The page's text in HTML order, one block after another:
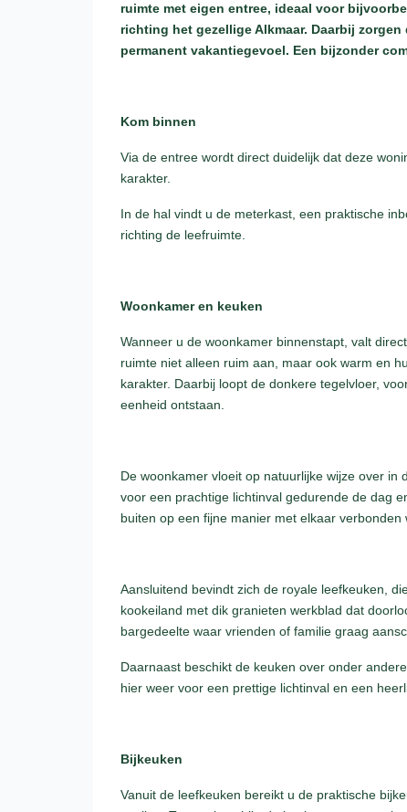
ruimte met eigen entree, ideaal voor
richting het gezellige Alkmaar. Daarbij
permanent vakantiegevoel. Een bijzonder
Kom binnen
Via de entree wordt direct duidelijk dat deze
karakter.
In de hal vindt u de meterkast, een praktische
richting de leefruimte.
Woonkamer en keuken
Wanneer u de woonkamer binnenstapt, valt
ruimte niet alleen ruim aan, maar ook warm en
karakter. Daarbij loopt de donkere tegelvloer,
eenheid ontstaan.
De woonkamer vloeit op natuurlijke wijze over
voor een prachtige lichtinval gedurende de dag
buiten op een fijne manier met elkaar verbonden
Aansluitend bevindt zich de royale leefkeuken,
kookeiland met dik granieten werkblad dat
bargedeelte waar vrienden of familie graag
Daarnaast beschikt de keuken over onder
hier weer voor een prettige lichtinval en een
Bijkeuken
Vanuit de leefkeuken bereikt u de praktische